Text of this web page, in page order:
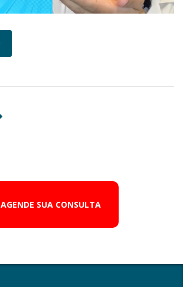
AGENDE SUA CONSULTA